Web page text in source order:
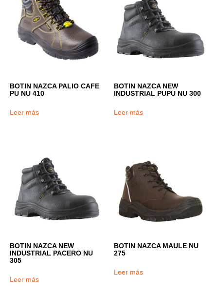
BOTIN NAZCA PALIO CAFE
PU NU 410
Leer más
BOTIN NAZCA NEW
INDUSTRIAL PUPU NU 300
Leer más
BOTIN NAZCA NEW
INDUSTRIAL PACERO NU
305
Leer más
BOTIN NAZCA MAULE NU
275
Leer más